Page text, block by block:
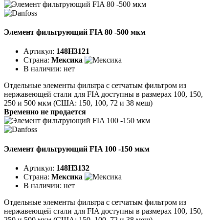
Элемент фильтрующий FIA 80 -500 мкм
Артикул: 148H3121
Страна: Мексика
В наличии: нет
Отдельные элементы фильтра с сетчатым фильтром из
нержавеющей стали для FIA доступны в размерах 100, 150,
250 и 500 мкм (США: 150, 100, 72 и 38 меш)
Временно не продается
Элемент фильтрующий FIA 100 -150 мкм
Артикул: 148H3132
Страна: Мексика
В наличии: нет
Отдельные элементы фильтра с сетчатым фильтром из
нержавеющей стали для FIA доступны в размерах 100, 150,